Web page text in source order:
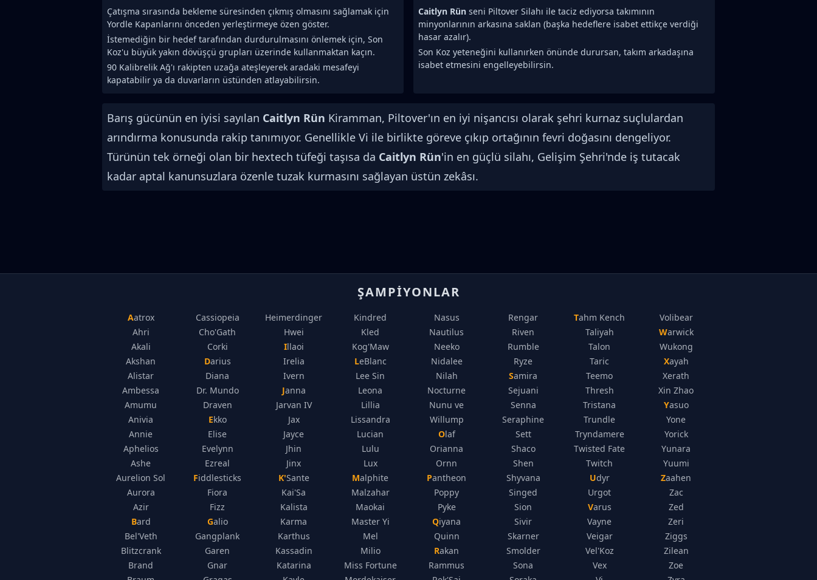
Çatışma sırasında bekleme süresinden çıkmış olmasını sağlamak için
Yordle Kapanlarını önceden yerleştirmeye özen göster.
İstemediğin bir hedef tarafından durdurulmasını önlemek için, Son
Koz'u büyük yakın dövüşçü grupları üzerinde kullanmaktan kaçın.
90 Kalibrelik Ağ'ı rakipten uzağa ateşleyerek aradaki mesafeyi
kapatabilir ya da duvarların üstünden atlayabilirsin.
Caitlyn Rün seni Piltover Silahı ile taciz ediyorsa takımının
minyonlarının arkasına saklan (başka hedeflere isabet ettikçe verdiği
hasar azalır).
Son Koz yeteneğini kullanırken önünde durursan, takım arkadaşına
isabet etmesini engelleyebilirsin.
Barış gücünün en iyisi sayılan Caitlyn Rün Kiramman, Piltover'ın en iyi nişancısı olarak şehri kurnaz suçlulardan
arındırma konusunda rakip tanımıyor. Genellikle Vi ile birlikte göreve çıkıp ortağının fevri doğasını dengeliyor.
Türünün tek örneği olan bir hextech tüfeği taşısa da Caitlyn Rün'in en güçlü silahı, Gelişim Şehri'nde iş tutacak
kadar aptal kanunsuzlara özenle tuzak kurmasını sağlayan üstün zekâsı.
ŞAMPIYONLAR
Aatrox
Ahri
Akali
Akshan
Alistar
Ambessa
Amumu
Anivia
Annie
Aphelios
Ashe
Aurelion Sol
Aurora
Azir
Bard
Bel'Veth
Blitzcrank
Brand
Cassiopeia
Cho'Gath
Corki
Darius
Diana
Dr. Mundo
Draven
Ekko
Elise
Evelynn
Ezreal
Fiddlesticks
Fiora
Fizz
Galio
Gangplank
Garen
Gnar
Heimerdinger
Hwei
Illaoi
Irelia
Ivern
Janna
Jarvan IV
Jax
Jayce
Jhin
Jinx
K'Sante
Kai'Sa
Kalista
Karma
Karthus
Kassadin
Katarina
Kindred
Kled
Kog'Maw
LeBlanc
Lee Sin
Leona
Lillia
Lissandra
Lucian
Lulu
Lux
Malphite
Malzahar
Maokai
Master Yi
Mel
Milio
Miss Fortune
Nasus
Nautilus
Neeko
Nidalee
Nilah
Nocturne
Nunu ve
Willump
Olaf
Orianna
Ornn
Pantheon
Poppy
Pyke
Qiyana
Quinn
Rakan
Rammus
Rengar
Riven
Rumble
Ryze
Samira
Sejuani
Senna
Seraphine
Sett
Shaco
Shen
Shyvana
Singed
Sion
Sivir
Skarner
Smolder
Sona
Tahm Kench
Taliyah
Talon
Taric
Teemo
Thresh
Tristana
Trundle
Tryndamere
Twisted Fate
Twitch
Udyr
Urgot
Varus
Vayne
Veigar
Vel'Koz
Vex
Volibear
Warwick
Wukong
Xayah
Xerath
Xin Zhao
Yasuo
Yone
Yorick
Yunara
Yuumi
Zaahen
Zac
Zed
Zeri
Ziggs
Zilean
Zoe